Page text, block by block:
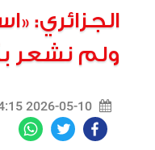
الجزائري:
ولم نشعر
2026-05-10 11:14:15
Facebook
Twitter